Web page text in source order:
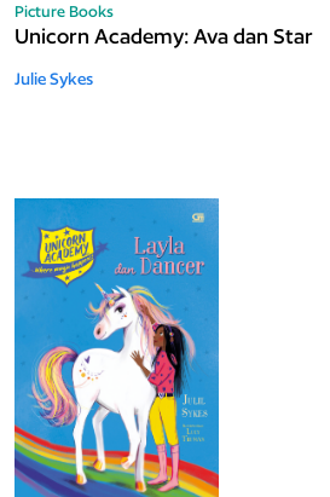
Picture Books
Unicorn Academy: Ava dan Star
Julie Sykes